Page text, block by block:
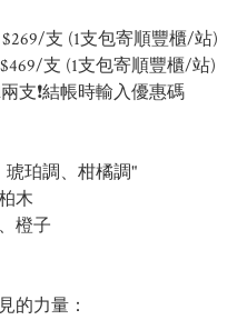
支 (1支包寄順豐櫃/站)
支 (1支包寄順豐櫃/站)
支❗結帳時輸入優惠碼
琥珀調、柑橘調"
、柏木
香、橙子
的力量：